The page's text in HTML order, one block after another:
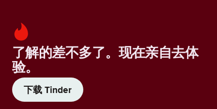
了解的差不多了。现在亲自去体
验。
下载 Tinder